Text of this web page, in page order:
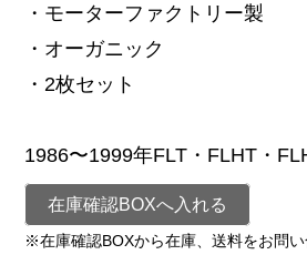
・モーターファクトリー製
・オーガニック
・2枚セット
1986〜1999年FLT・FLHT・
在庫確認BOXへ入れる
※在庫確認BOXから在庫、送料をお問い